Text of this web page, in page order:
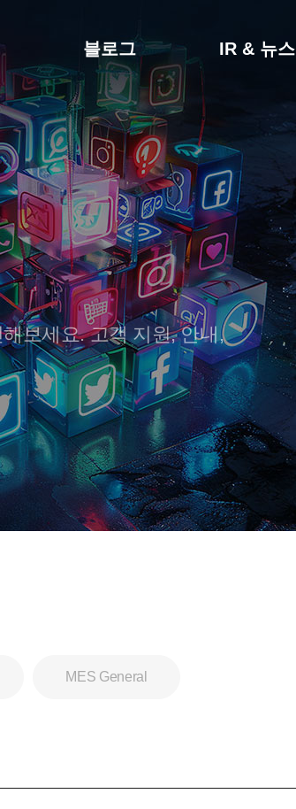
블로그 IR & 뉴스
보세요. 고객 지원, 안내,
MES General